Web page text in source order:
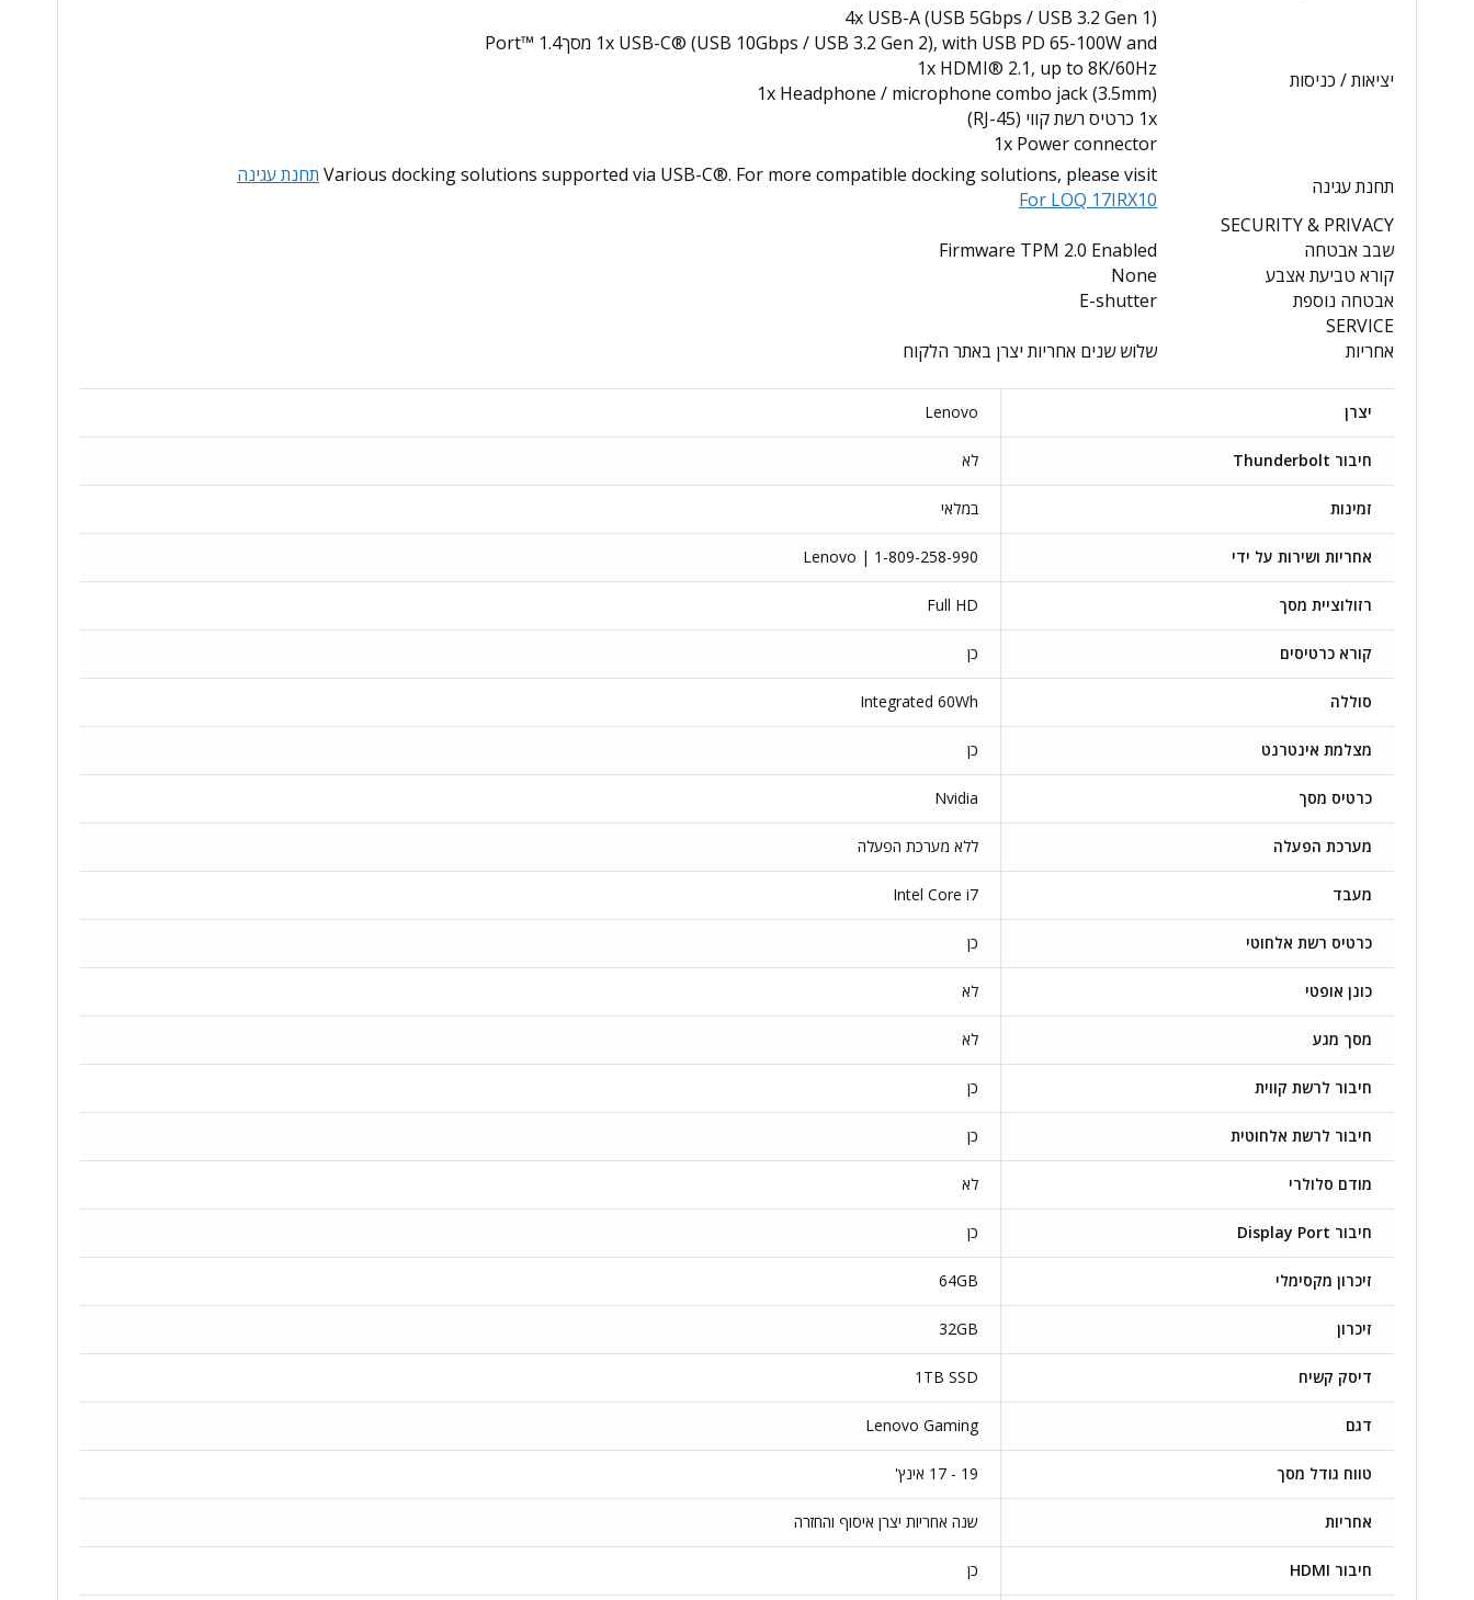
יציאות / כניסות
4x USB-A (USB 5Gbps / USB 3.2 Gen 1)
1x USB-C® (USB 10Gbps / USB 3.2 Gen 2), with USB PD 65-100W and מסךPort™ 1.4
1x HDMI® 2.1, up to 8K/60Hz
1x Headphone / microphone combo jack (3.5mm)
1x כרטיס רשת קווי (RJ-45)
1x Power connector
תחנת עגינה
Various docking solutions supported via USB-C®. For more compatible docking solutions, please visit תחנת עגינה
For LOQ 17IRX10
SECURITY & PRIVACY
שבב אבטחה
Firmware TPM 2.0 Enabled
קורא טביעת אצבע
None
אבטחה נוספת
E-shutter
SERVICE
אחריות
שלוש שנים אחריות יצרן באתר הלקוח
יצרן Lenovo
חיבור Thunderbolt לא
זמינות במלאי
אחריות ושירות על ידי Lenovo | 1-809-258-990
רזולוציית מסך Full HD
קורא כרטיסים כן
סוללה Integrated 60Wh
מצלמת אינטרנט כן
כרטיס מסך Nvidia
מערכת הפעלה ללא מערכת הפעלה
מעבד Intel Core i7
כרטיס רשת אלחוטי כן
כונן אופטי לא
מסך מגע לא
חיבור לרשת קווית כן
חיבור לרשת אלחוטית כן
מודם סלולרי לא
חיבור Display Port כן
זיכרון מקסימלי 64GB
זיכרון 32GB
דיסק קשיח 1TB SSD
דגם Lenovo Gaming
טווח גודל מסך 19 - 17 אינץ'
אחריות שנה אחריות יצרן איסוף והחזרה
חיבור HDMI כן